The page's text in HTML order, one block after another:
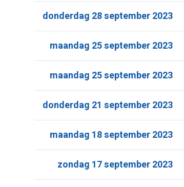
donderdag 28 september 2023
maandag 25 september 2023
maandag 25 september 2023
donderdag 21 september 2023
maandag 18 september 2023
zondag 17 september 2023